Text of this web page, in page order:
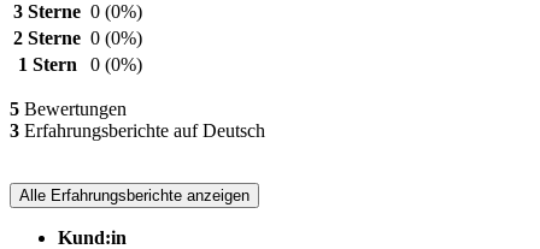
3 Sterne 0 (0%)
2 Sterne 0 (0%)
1 Stern
0 (0%)
5 Bewertungen
3 Erfahrungsberichte auf Deutsch
Alle Erfahrungsberichte anzeigen
Kund:in